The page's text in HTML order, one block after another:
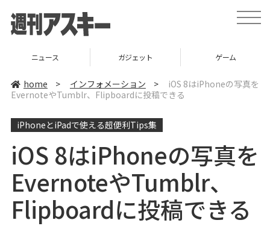
t
o
v
n
ニュース ガジェット ゲーム
home > インフォメーション >
iOS 8はiPhoneの写真を
EvernoteやTumblr、Flipboardに投稿できる
iPhoneとiPadで使える超便利Tips集
iOS 8はiPhoneの写真を
EvernoteやTumblr、
Flipboardに投稿できる